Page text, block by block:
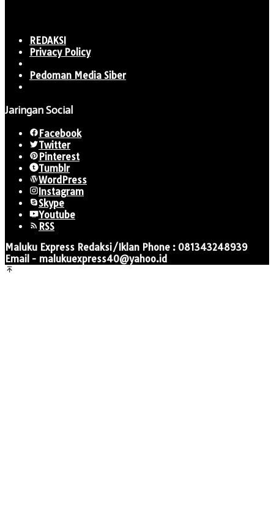
REDAKSI
Privacy Policy
Pedoman Media Siber
Jaringan Social
Facebook
Twitter
Pinterest
Tumblr
WordPress
Instagram
Skype
Youtube
RSS
Maluku Express Redaksi/Iklan Phone : 081343248939
Email - malukuexpress40@yahoo.id